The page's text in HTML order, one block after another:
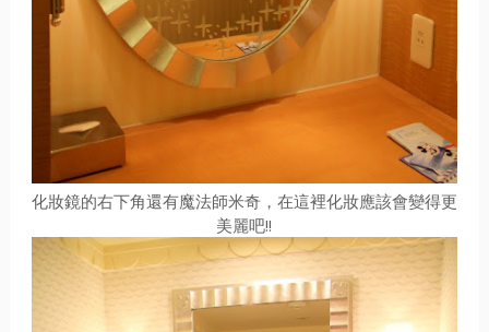
化妝鏡的右下角還有魔法師米奇，在這裡化妝應該會變得更
美麗吧!!